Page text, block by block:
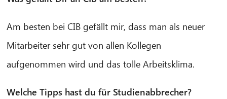
Am besten bei CIB gefällt mir, dass man als neuer
Mitarbeiter sehr gut von allen Kollegen
aufgenommen wird und das tolle Arbeitsklima.
Welche Tipps hast du für Studienabbrecher?